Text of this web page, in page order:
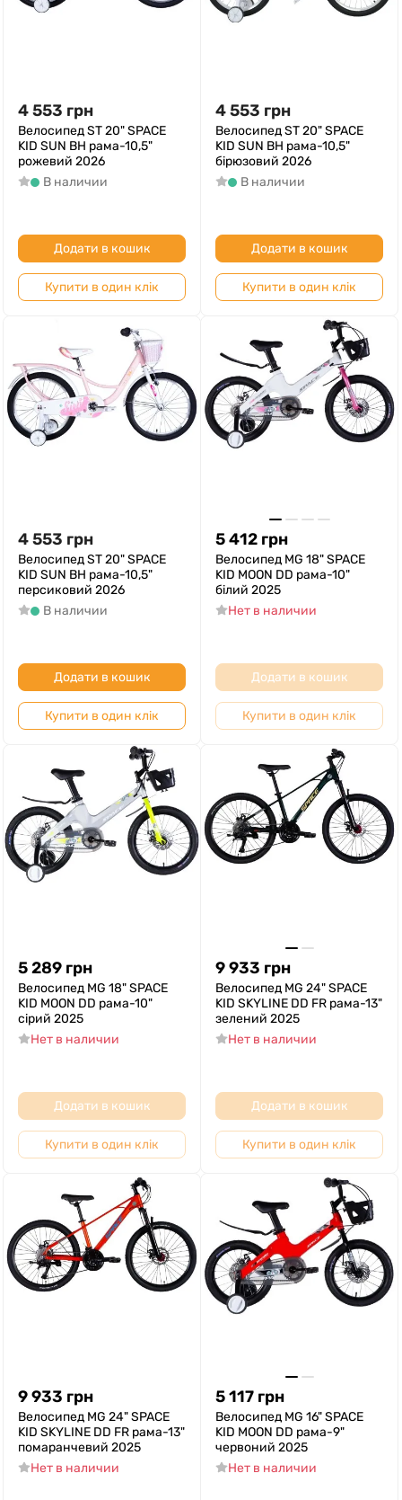
4 553 грн
Велосипед ST 20" SPACE
KID SUN BH рама-10,5"
рожевий 2026
В наличии
Додати в кошик
Купити в один клік
4 553 грн
Велосипед ST 20" SPACE
KID SUN BH рама-10,5"
бірюзовий 2026
В наличии
Додати в кошик
Купити в один клік
4 553 грн
Велосипед ST 20" SPACE
KID SUN BH рама-10,5"
персиковий 2026
В наличии
Додати в кошик
Купити в один клік
5 412 грн
Велосипед MG 18" SPACE
KID MOON DD рама-10"
білий 2025
Нет в наличии
Додати в кошик
Купити в один клік
5 289 грн
Велосипед MG 18" SPACE
KID MOON DD рама-10"
сірий 2025
Нет в наличии
Додати в кошик
Купити в один клік
9 933 грн
Велосипед MG 24" SPACE
KID SKYLINE DD FR рама-13"
зелений 2025
Нет в наличии
Додати в кошик
Купити в один клік
9 933 грн
Велосипед MG 24" SPACE
KID SKYLINE DD FR рама-13"
помаранчевий 2025
Нет в наличии
5 117 грн
Велосипед MG 16" SPACE
KID MOON DD рама-9"
червоний 2025
Нет в наличии